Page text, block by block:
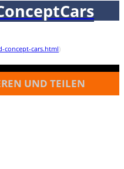
concept-cars.html)
UND TEILEN